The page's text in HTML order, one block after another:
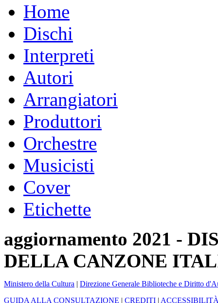
Home
Dischi
Interpreti
Autori
Arrangiatori
Produttori
Orchestre
Musicisti
Cover
Etichette
aggiornamento 2021 -
DELLA CANZONE
Ministero della Cultura | Direzione Generale Biblioteche e Diritto
GUIDA ALLA CONSULTAZIONE | CREDITI |